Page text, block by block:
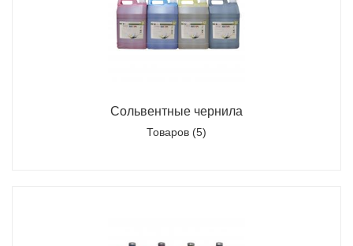
Сольвентные чернила
Товаров (5)